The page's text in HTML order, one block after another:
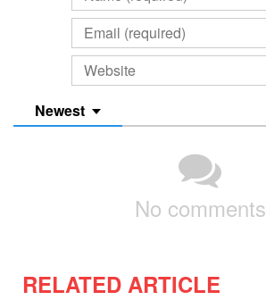
Newest
No comments
RELATED ARTICLE